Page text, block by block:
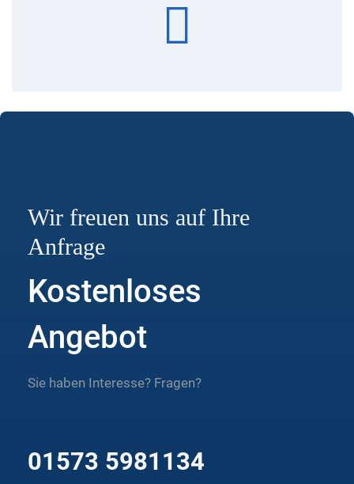
Wir freuen uns auf Ihre
Anfrage
Kostenloses
Angebot
Sie haben Interesse? Fragen?
01573 5981134